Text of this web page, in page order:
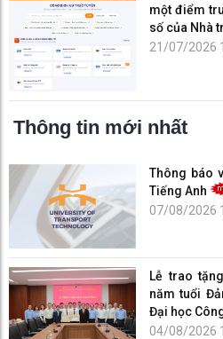
một điểm
số của Nhà
21/07/2026
Thông tin mới nhất
Thông báo
Tiếng Anh
07/08/2026
Lễ trao
năm tuổi
Đại học
04/08/2026